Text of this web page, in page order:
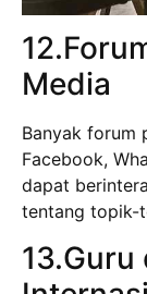
Media
Banyak forum
Facebook,
dapat
tentang topik-